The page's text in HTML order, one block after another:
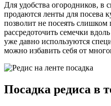
Для удобства огородников, в
продаются ленты для посева
позволит не посеять слишком
рассредоточить семечки
уже давно используются
можно избавить себя от
Посадка редиса в